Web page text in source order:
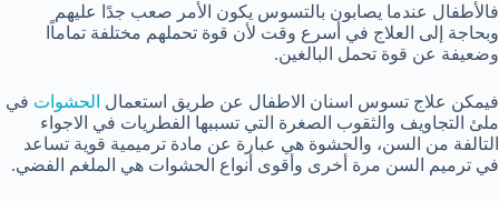
فالأطفال عندما يصابون بالتسوس يكون الأمر صعب جدًا عليهم
وبحاجة إلى العلاج في أسرع وقت لأن قوة تحملهم مختلفة تماماًا
وضعيفة عن قوة تحمل البالغين.
فيمكن علاج تسوس اسنان الاطفال عن طريق استعمال الحشوات في
ملئ التجاويف والثقوب الصغرة التي تسببها الفطريات في الاجواء
التالفة من السن، والحشوة هي عبارة عن مادة ترميمية قوية تساعد
في ترميم السن مرة أخرى وأقوى أنواع الحشوات هي الملغم الفضي.